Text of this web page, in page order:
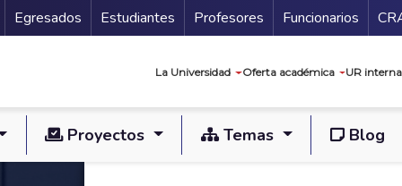
Secundario
Egresados Estudiantes Profesores Funcionarios
La Universidad Oferta académica UR
Proyectos Temas Blog